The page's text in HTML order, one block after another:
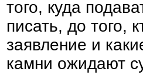
того, куда
писать, до того,
заявление и
камни ожидают